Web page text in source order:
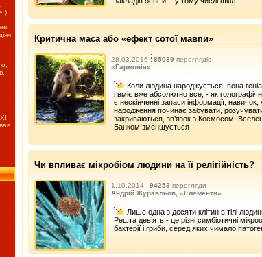
Критична маса або «ефект сотої мавпи»
28.03.2016 85089 переглядів
«Гармонія»
Коли людина народжується, вона
і вміє вже абсолютно все, - як
є нескінченні запаси інформації, навичок,
народження починає забувати,
закриваються, зв’язок з Космосом,
Банком зменшується
Чи впливає мікробіом людини на її релігійність?
1.10.2014 94253 перегляди
Андрій Журавльов, «Елементи»
Лише одна з десяти клітин в тілі
Решта дев’ять - це різні симбіотичні
бактерії і гриби, серед яких чимало